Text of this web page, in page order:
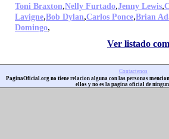
Toni Braxton,Nelly Furtado,Jenny Lewis,
Lavigne,Bob Dylan,Carlos Ponce,Brian
Domingo,
Ver listado
Contactenos
PaginaOficial.org no tiene relacion alguna con las personas
ellos y no es la pagina oficial de